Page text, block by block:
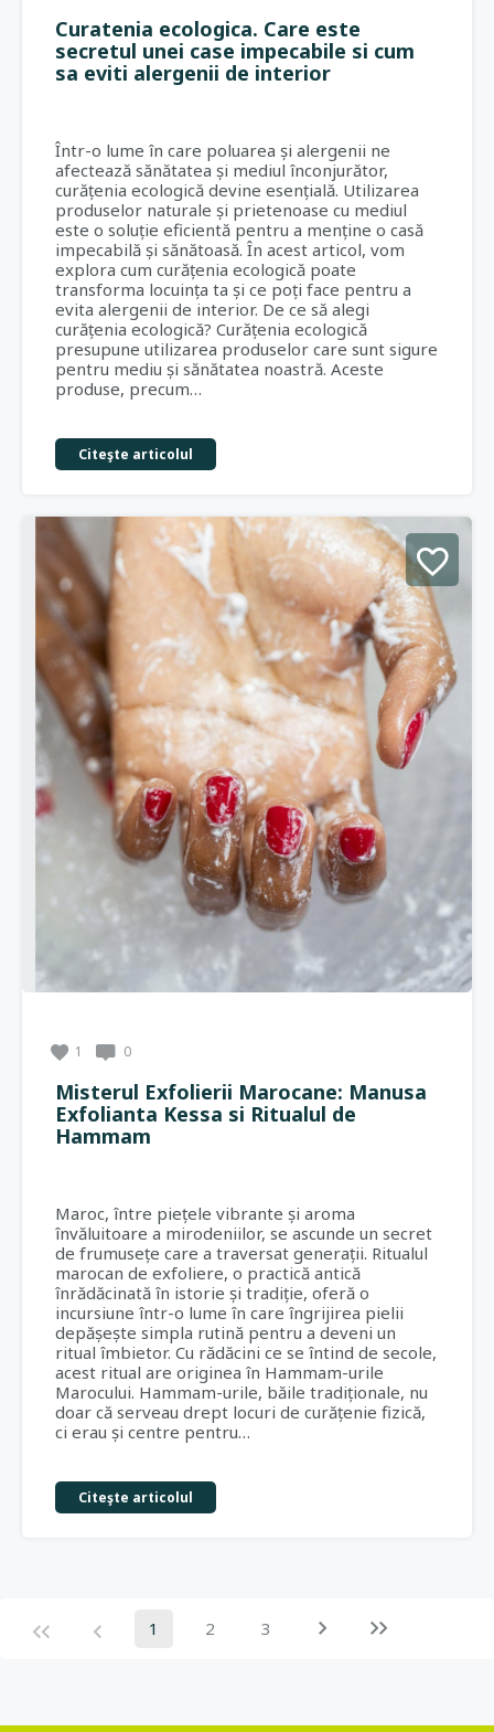
Curatenia ecologica. Care este
secretul unei case impecabile si cum
sa eviti alergenii de interior
Într-o lume în care poluarea și alergenii ne
afectează sănătatea și mediul înconjurător,
curățenia ecologică devine esențială. Utilizarea
produselor naturale și prietenoase cu mediul
este o soluție eficientă pentru a menține o casă
impecabilă și sănătoasă. În acest articol, vom
explora cum curățenia ecologică poate
transforma locuința ta și ce poți face pentru a
evita alergenii de interior. De ce să alegi
curățenia ecologică? Curățenia ecologică
presupune utilizarea produselor care sunt sigure
pentru mediu și sănătatea noastră. Aceste
produse, precum…
Citeşte articolul
1 0
Misterul Exfolierii Marocane: Manusa
Exfolianta Kessa si Ritualul de
Hammam
Maroc, între piețele vibrante și aroma
învăluitoare a mirodeniilor, se ascunde un secret
de frumusețe care a traversat generații. Ritualul
marocan de exfoliere, o practică antică
înrădăcinată în istorie și tradiție, oferă o
incursiune într-o lume în care îngrijirea pielii
depășește simpla rutină pentru a deveni un
ritual îmbietor. Cu rădăcini ce se întind de secole,
acest ritual are originea în Hammam-urile
Marocului. Hammam-urile, băile tradiționale, nu
doar că serveau drept locuri de curățenie fizică,
ci erau și centre pentru…
Citeşte articolul
1 2 3